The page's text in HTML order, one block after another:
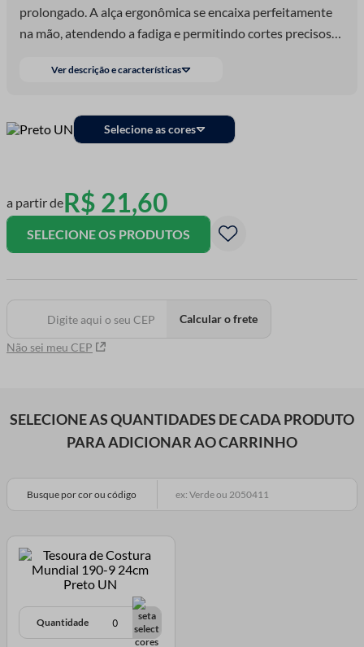
prolongado. A alça ergonômica se encaixa perfeitamente
na mão, atendendo a fadiga e permitindo cortes precisos
resistente e resistente garante uma longa vida útil para
qualquer entusiasta de costura.
Ver descrição e características
Selecione as cores
a partir deR$ 21,60
SELECIONE OS PRODUTOS
Não sei meu CEP
Calcular o frete
SELECIONE AS QUANTIDADES DE CADA PRODUTO
PARA ADICIONAR AO CARRINHO
Busque por cor ou código
Quantidade